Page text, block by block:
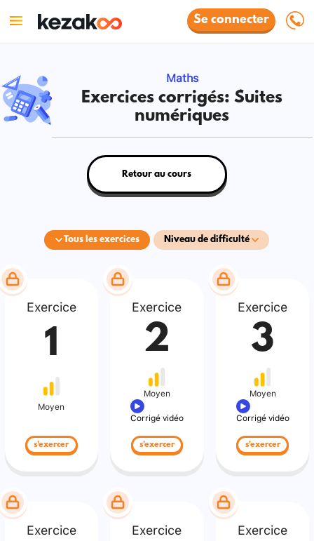
Se connecter
Maths
Exercices corrigés: Suites
numériques
Tous les exercices Niveau de difficulté
Retour au cours
Exercice
1
Moyen
s'exercer
Exercice
2
Moyen
Corrigé vidéo
s'exercer
Exercice
3
Moyen
Corrigé vidéo
s'exercer
Exercice Exercice Exercice